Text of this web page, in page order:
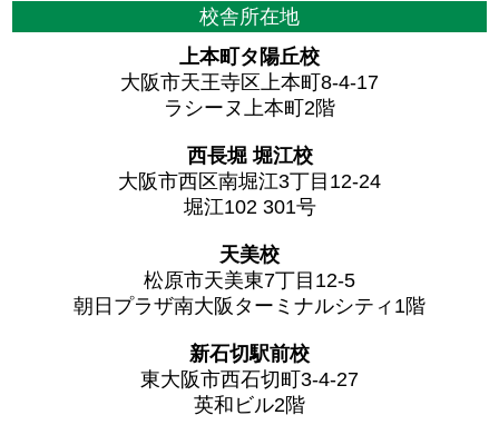
校舎所在地
上本町タ陽丘校
大阪市天王寺区上本町8-4-17
ラシーヌ上本町2階
西長堀 堀江校
大阪市西区南堀江3丁目12-24
堀江102 301号
天美校
松原市天美東7丁目12-5
朝日プラザ南大阪ターミナルシティ1階
新石切駅前校
東大阪市西石切町3-4-27
英和ビル2階